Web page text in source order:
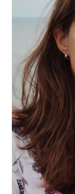
Com col·laborar?
Contacte